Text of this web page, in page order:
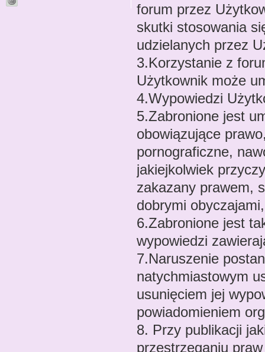
forum przez
skutki stosowania
udzielanych przez
3.Korzystanie z
Użytkownik może
4.Wypowiedzi
5.Zabronione jest
obowiązujące
pornograficzne,
jakiejkolwiek
zakazany prawem,
dobrymi
6.Zabronione jest
wypowiedzi
7.Naruszenie
natychmiastowym
usunięciem jej
powiadomieniem
8. Przy publikacji
przestrzeganiu